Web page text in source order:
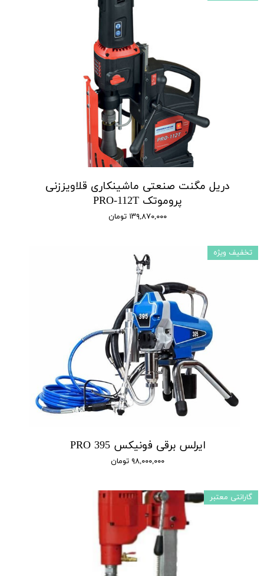
دریل مگنت صنعتی ماشینکاری قلاویززنی
پروموتک PRO-112T
۱۳۹,۸۷۰,۰۰۰ تومان
ایرلس برقی فونیکس 395 PRO
۹۸,۰۰۰,۰۰۰ تومان
تخفیف ویژه
گارانتی معتبر